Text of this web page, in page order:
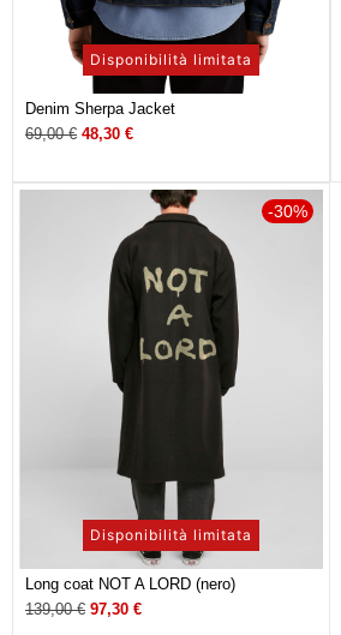
Disponibilità limitata
Denim Sherpa Jacket
69,00€ 48,30 €
-30%
Disponibilità limitata
Long coat NOT A LORD (nero)
139,00€ 97,30 €